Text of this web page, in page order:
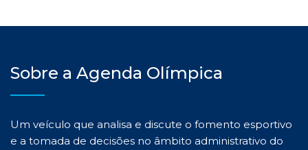
Sobre a Agenda Olímpica
Um veículo que analisa e discute o fomento esportivo
e a tomada de decisões no âmbito administrativo do